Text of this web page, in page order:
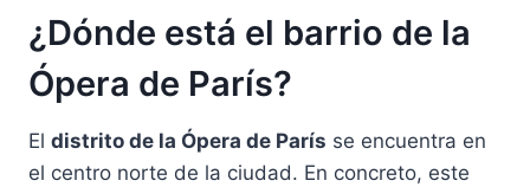
¿Dónde está el barrio de la
Ópera de París?
El distrito de la Ópera de París se encuentra en
el centro norte de la ciudad. En concreto, este